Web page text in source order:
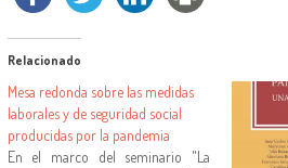
Relacionado
Mesa redonda sobre las medidas
laborales y de seguridad social
producidas por la pandemia
En el marco del seminario "La